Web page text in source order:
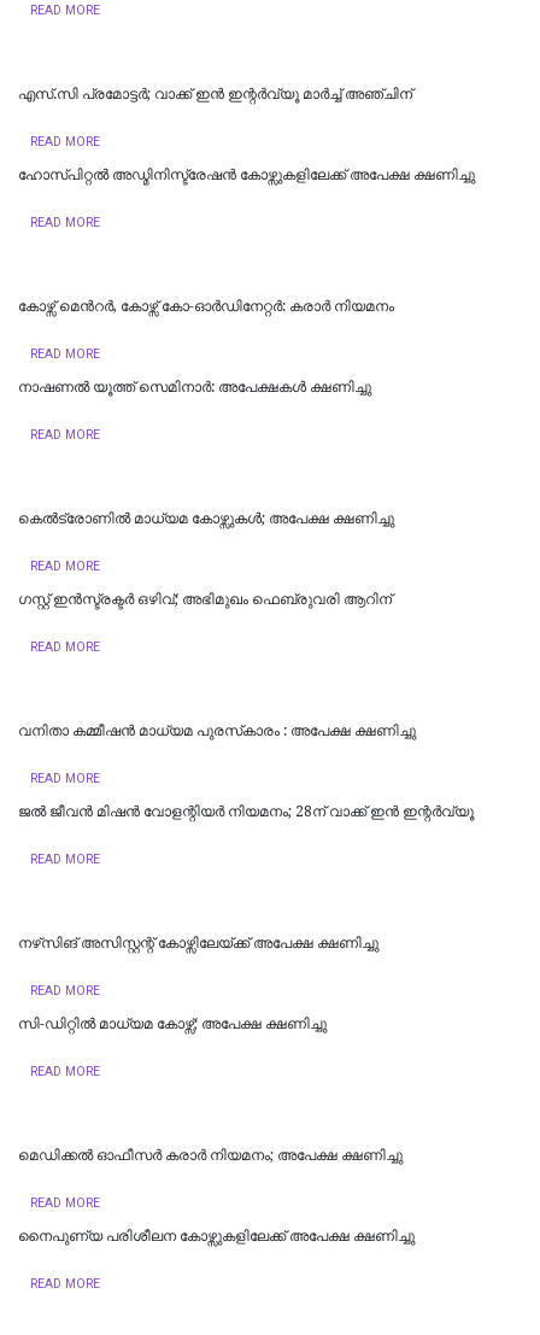
READ MORE
എസ്.സി പ്രമോട്ടര്‍; വാക്ക് ഇന്‍ ഇന്റര്‍വ്യൂ മാര്‍ച്ച് അഞ്ചിന്
READ MORE
ഹോസ്പിറ്റൽ അഡ്മിനിസ്ട്രേഷൻ കോഴ്സുകളിലേക്ക് അപേക്ഷ ക്ഷണിച്ചു
READ MORE
കോഴ്സ് മെന്‍റര്‍, കോഴ്സ് കോ-ഓർഡിനേറ്റർ: കരാര്‍ നിയമനം
READ MORE
നാഷണൽ യൂത്ത് സെമിനാർ: അപേക്ഷകൾ ക്ഷണിച്ചു
READ MORE
കെൽട്രോണിൽ മാധ്യമ കോഴ്സുകൾ; അപേക്ഷ ക്ഷണിച്ചു
READ MORE
​ഗസ്റ്റ് ഇൻസ്ട്രക്ടർ ഒഴിവ്; അഭിമുഖം ഫെബ്രുവരി ആറിന്
READ MORE
വനിതാ കമ്മീഷൻ മാധ്യമ പുരസ്‌കാരം : അപേക്ഷ ക്ഷണിച്ചു
READ MORE
ജൽ ജീവൻ മിഷൻ വോളന്റിയർ നിയമനം; 28ന് വാക്ക് ഇൻ ഇന്റർവ്യൂ
READ MORE
​നഴ്‌സിങ് അസിസ്റ്റന്റ് കോഴ്സിലേയ്ക്ക് അപേക്ഷ ക്ഷണിച്ചു
READ MORE
സി-ഡിറ്റിൽ മാധ്യമ കോഴ്സ്; അപേക്ഷ ക്ഷണിച്ചു
READ MORE
മെഡിക്കല്‍ ഓഫീസര്‍ കരാര്‍ നിയമനം; അപേക്ഷ ക്ഷണിച്ചു
READ MORE
നൈപുണ്യ പരിശീലന കോഴ്സുകളിലേക്ക് അപേക്ഷ ക്ഷണിച്ചു
READ MORE